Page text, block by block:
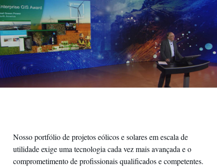
Nosso portfólio de projetos eólicos e solares em escala de
utilidade exige uma tecnologia cada vez mais avançada e o
comprometimento de profissionais qualificados e competentes.